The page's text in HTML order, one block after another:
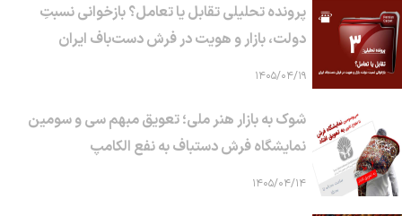
پرونده تحلیلی تقابل یا تعامل؟ بازخوانی نسبتِ
دولت، بازار و هویت در فرش دست‌باف ایران
۱۴۰۵/۰۴/۱۹
شوک به بازار هنر ملی؛ تعویق مبهم سی و سومین
نمایشگاه فرش دستباف به نفع الکامپ
۱۴۰۵/۰۴/۱۴